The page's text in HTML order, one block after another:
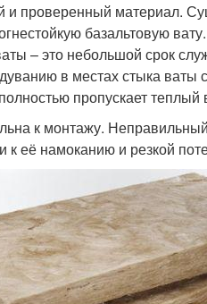
и проверенный материал.
базальтовую
– это небольшой срок
в местах стыка
пропускает теплый
к монтажу.
её намоканию и резкой